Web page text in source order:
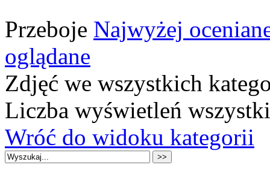
Przeboje Najwyżej
oglądane
Zdjęć we wszystkich
Liczba wyświetleń
Wróć do widoku kategorii